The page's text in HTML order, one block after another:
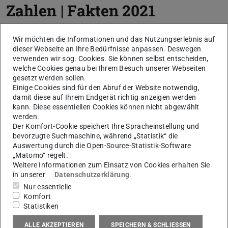
Zahlen | Fakten 2021
Element einen schnellen, quantitativen Überblick.
Bitte klicken Sie auf die Grafik.
KONTAKT
Wir möchten die Informationen und das Nutzungserlebnis auf
dieser Webseite an Ihre Bedürfnisse anpassen. Deswegen
verwenden wir sog. Cookies. Sie können selbst entscheiden,
welche Cookies genau bei Ihrem Besuch unserer Webseiten
gesetzt werden sollen.
Einige Cookies sind für den Abruf der Website notwendig,
damit diese auf Ihrem Endgerät richtig anzeigen werden
kann. Diese essentiellen Cookies können nicht abgewählt
werden.
Der Komfort-Cookie speichert Ihre Spracheinstellung und
bevorzugte Suchmaschine, während „Statistik“ die
Auswertung durch die Open-Source-Statistik-Software
„Matomo“ regelt.
Weitere Informationen zum Einsatz von Cookies erhalten Sie
in unserer
Datenschutzerklärung.
Nur essentielle
Komfort
Statistiken
ALLE AKZEPTIEREN SPEICHERN & SCHLIESSEN